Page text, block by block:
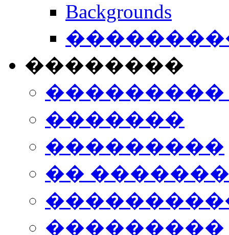
Backgrounds
��������
���������
�������
���������
��
���������